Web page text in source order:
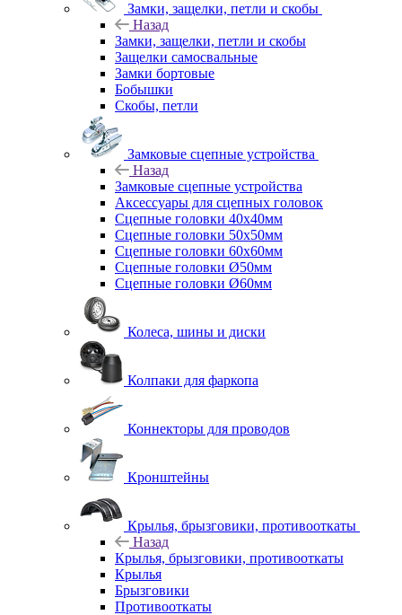
Замки, защелки, петли и скобы
Назад
Замки, защелки, петли и скобы
Защелки самосвальные
Замки бортовые
Бобышки
Скобы, петли
Замковые сцепные устройства
Назад
Замковые сцепные устройства
Аксессуары для сцепных головок
Сцепные головки 40x40мм
Сцепные головки 50x50мм
Сцепные головки 60x60мм
Сцепные головки Ø50мм
Сцепные головки Ø60мм
Колеса, шины и диски
Колпаки для фаркопа
Коннекторы для проводов
Кронштейны
Крылья, брызговики, противооткаты
Назад
Крылья, брызговики, противооткаты
Крылья
Брызговики
Противооткаты